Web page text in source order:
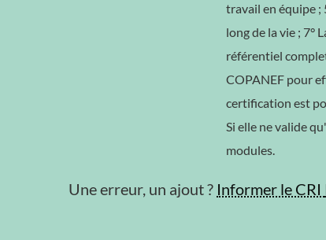
travail en équipe ;
long de la vie ; 7°
référentiel
COPANEF pour
certification est
Si elle ne valide
modules.
Une erreur, un ajout ? Informer le CRI